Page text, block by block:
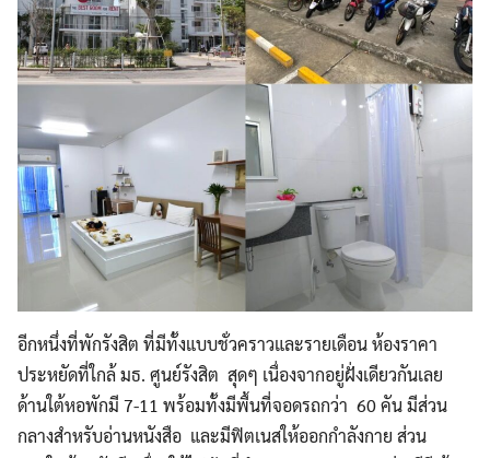
อีกหนึ่งที่พักรังสิต ที่มีทั้งแบบชั่วคราวและรายเดือน ห้องราคา
ประหยัดที่ใกล้ มธ. ศูนย์รังสิต สุดๆ เนื่องจากอยู่ฝั่งเดียวกันเลย
ด้านใต้หอพักมี 7-11 พร้อมทั้งมีพื้นที่จอดรถกว่า 60 คัน มีส่วน
กลางสำหรับอ่านหนังสือ และมีฟิตเนสให้ออกกำลังกาย ส่วน